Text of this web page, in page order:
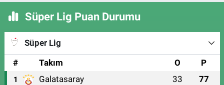
Süper Lig Puan Durumu
Süper Lig
#
Takım O P
1 Galatasaray 33 77